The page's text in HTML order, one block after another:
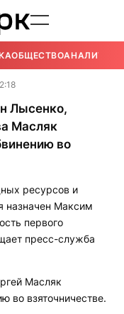
ОБЩЕСТВОАНАЛИТИКА
Лысенко,
Масляк
во
ресурсов и
Максим
первого
пресс-служба
Масляк
во взяточничестве.